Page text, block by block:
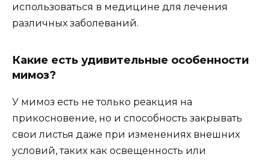
использоваться в медицине для лечения
различных заболеваний.
Какие есть удивительные особенности
мимоз?
У мимоз есть не только реакция на
прикосновение, но и способность закрывать
свои листья даже при изменениях внешних
условий, таких как освещенность или